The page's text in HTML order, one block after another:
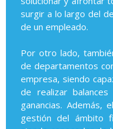
surgir a lo largo del
de un empleado.
Por otro lado,
de departamentos
empresa, siendo
de realizar
ganancias. Además,
gestión del ámbito